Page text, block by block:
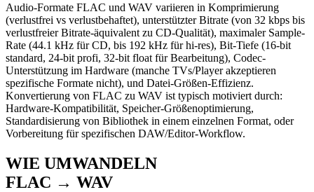
Audio-Formate FLAC und WAV variieren in Komprimierung
(verlustfrei vs verlustbehaftet), unterstützter Bitrate (von 32 kbps bis
verlustfreier Bitrate-äquivalent zu CD-Qualität), maximaler Sample-
Rate (44.1 kHz für CD, bis 192 kHz für hi-res), Bit-Tiefe (16-bit
standard, 24-bit profi, 32-bit float für Bearbeitung), Codec-
Unterstützung im Hardware (manche TVs/Player akzeptieren
spezifische Formate nicht), und Datei-Größen-Effizienz.
Konvertierung von FLAC zu WAV ist typisch motiviert durch:
Hardware-Kompatibilität, Speicher-Größenoptimierung,
Standardisierung von Bibliothek in einem einzelnen Format, oder
Vorbereitung für spezifischen DAW/Editor-Workflow.
WIE UMWANDELN
FLAC → WAV